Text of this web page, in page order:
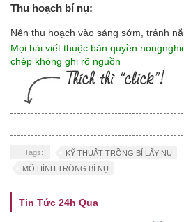
Thu hoạch bí nụ:
Nên thu hoạch vào sáng sớm, tránh
Mọi bài viết thuộc bản quyền
chép không ghi rõ nguồn
Tags: KỸ THUẬT TRỒNG BÍ LẤY NỤ
MÔ HÌNH TRỒNG BÍ NỤ
Tin Tức 24h Qua